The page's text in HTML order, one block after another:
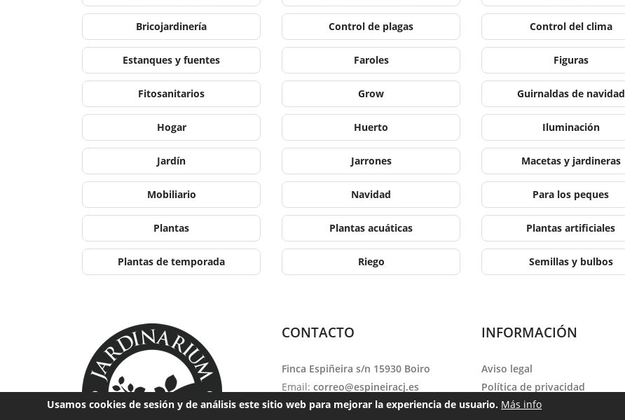
Bricojardinería Control de plagas Control del clima
Estanques y fuentes Faroles Figuras
Fitosanitarios Grow Guirnaldas de navidad
Hogar Huerto Iluminación
Jardín Jarrones Macetas y jardineras
Mobiliario Navidad Para los peques
Plantas Plantas acuáticas Plantas artificiales
Plantas de temporada Riego Semillas y bulbos
CONTACTO
Finca Espiñeira s/n 15930 Boiro
Email: correo@espineiracj.es
Teléfono:981 842 624
INFORMACIÓN
Aviso legal
Política de privacidad
Política de cookies
Usamos cookies de sesión y de análisis este sitio web para mejorar la experiencia de usuario. Más info